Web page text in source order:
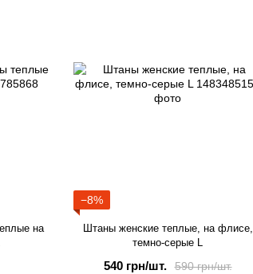
на
−8%
Штаны женские теплые, на флисе,
темно-серые L
590 грн/шт.
540 грн/шт.